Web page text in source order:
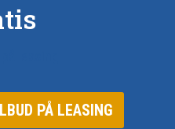
PÅ LEASING